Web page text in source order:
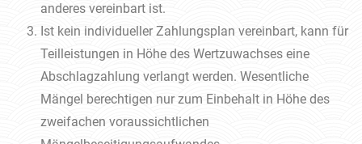
anderes vereinbart ist.
Ist kein individueller Zahlungsplan vereinbart, kann für
Teilleistungen in Höhe des Wertzuwachses eine
Abschlagzahlung verlangt werden. Wesentliche
Mängel berechtigen nur zum Einbehalt in Höhe des
zweifachen voraussichtlichen